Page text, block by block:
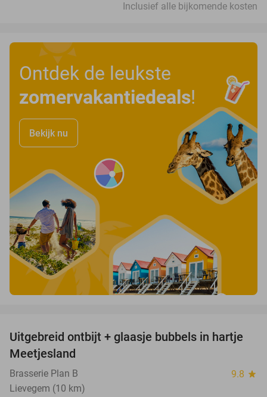
Inclusief alle bijkomende kosten
Ontdek de leukste
zomervakantiedeals!
Bekijk nu
50%
Uitgebreid ontbijt + glaasje bubbels in hartje
Meetjesland
Brasserie Plan B 9.8 star
Lievegem (10 km)